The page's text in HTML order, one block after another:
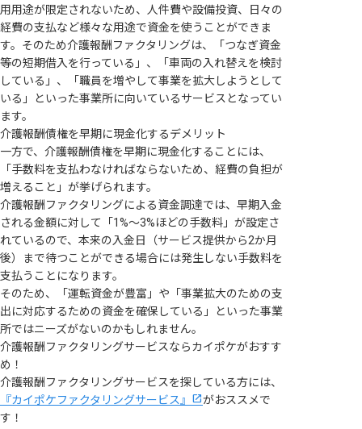
用用途が限定されないため、人件費や設備投資、日々の
経費の支払など様々な用途で資金を使うことができま
す。そのため介護報酬ファクタリングは、「つなぎ資金
等の短期借入を行っている」、「車両の入れ替えを検討
している」、「職員を増やして事業を拡大しようとして
いる」といった事業所に向いているサービスとなってい
ます。
介護報酬債権を早期に現金化するデメリット
一方で、介護報酬債権を早期に現金化することには、
「手数料を支払わなければならないため、経費の負担が
増えること」が挙げられます。
介護報酬ファクタリングによる資金調達では、早期入金
される金額に対して「1%〜3%ほどの手数料」が設定さ
れているので、本来の入金日（サービス提供から2か月
後）まで待つことができる場合には発生しない手数料を
支払うことになります。
そのため、「運転資金が豊富」や「事業拡大のための支
出に対応するための資金を確保している」といった事業
所ではニーズがないのかもしれません。
介護報酬ファクタリングサービスならカイポケがおすす
め！
介護報酬ファクタリングサービスを探している方には、
『カイポケファクタリングサービス』
がおススメで
す！